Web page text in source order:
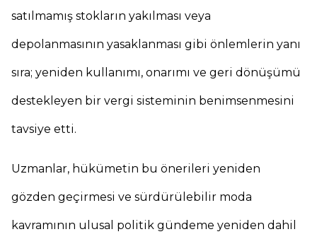
satılmamış stokların yakılması veya
depolanmasının yasaklanması gibi önlemlerin yanı
sıra; yeniden kullanımı, onarımı ve geri dönüşümü
destekleyen bir vergi sisteminin benimsenmesini
tavsiye etti.
Uzmanlar, hükümetin bu önerileri yeniden
gözden geçirmesi ve sürdürülebilir moda
kavramının ulusal politik gündeme yeniden dahil